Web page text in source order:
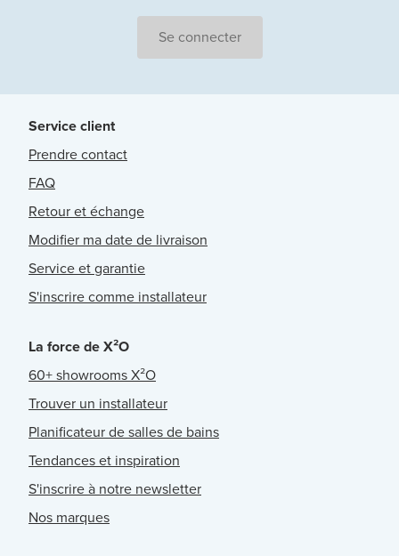
Se connecter
Service client
Prendre contact
FAQ
Retour et échange
Modifier ma date de livraison
Service et garantie
S'inscrire comme installateur
La force de X²O
60+ showrooms X²O
Trouver un installateur
Planificateur de salles de bains
Tendances et inspiration
S'inscrire à notre newsletter
Nos marques